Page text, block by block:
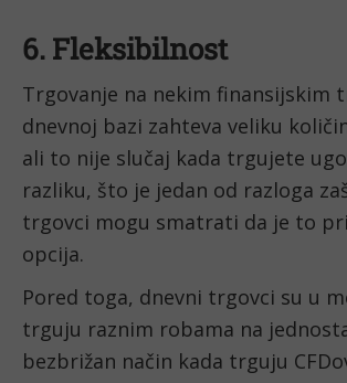
6. Fleksibilnost
Trgovanje na nekim finansijskim
dnevnoj bazi zahteva veliku
ali to nije slučaj kada trgujete
razliku, što je jedan od razloga
trgovci mogu smatrati da je to
opcija.
Pored toga, dnevni trgovci su u
trguju raznim robama na
bezbrižan način kada trguju